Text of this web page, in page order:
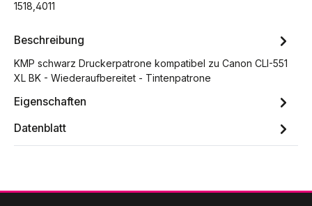
1518,4011
Beschreibung
KMP schwarz Druckerpatrone kompatibel zu Canon CLI-551
XL BK - Wiederaufbereitet - Tintenpatrone
Eigenschaften
Datenblatt